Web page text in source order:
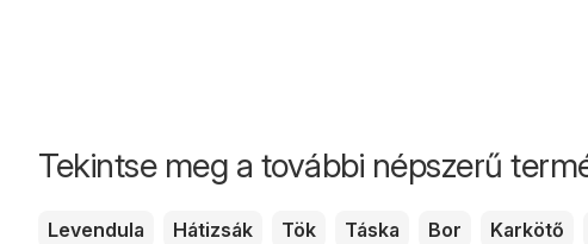
Tekintse meg a további népszerű
Levendula Hátizsák Tök Táska Bor Karkötő